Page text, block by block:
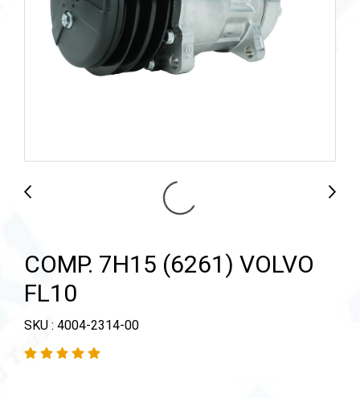
COMP. 7H15 (6261) VOLVO
FL10
SKU : 4004-2314-00